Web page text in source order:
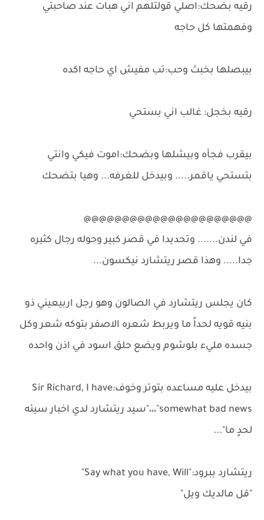
رقيه بضحك:اصلي قولتلهم اني هبات عند صاحبتي
وفهمتها كل حاجه
بيبصلها بخبث وحب:تب مفيش اي حاجه اكده
رقيه بخجل: غالب اني بستحي
بيقرب فجأه وبيشلها وبضحك:اموت فيكي وانتي
بتستحي ياقمر..... وبيدخل للغرفه... وهيا بتضحك
@@@@@@@@@@@@@@@@@@@@@@
في لندن....... وتحديدا في قصر كبير وحوله رجال كثيره
جدا..... وهذا قصر ريتشارد نيكسون...
كان يجلس ريتشارد في الصالون وهو رجل اربيعيني ذو
بنيه قويه لحداً ما ويربط شعره الاصفر بتوكه شعر وكل
جسده مليء بلوشوم ويضع حلق اسود في اذن واحده
بيدخل عليه مساعده بتوتر وخوف:Sir Richard, I have
somewhat bad news"،،،"سيد ريتشارد لدي اخبار سيئه
لحدٍ ما"...
ريتشارد ببرود:"Say what you have, Will"
"قل مالديك ويل"